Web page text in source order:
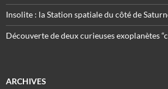
Insolite : la Station spatiale du côté de
Découverte de deux curieuses exoplanètes
ARCHIVES